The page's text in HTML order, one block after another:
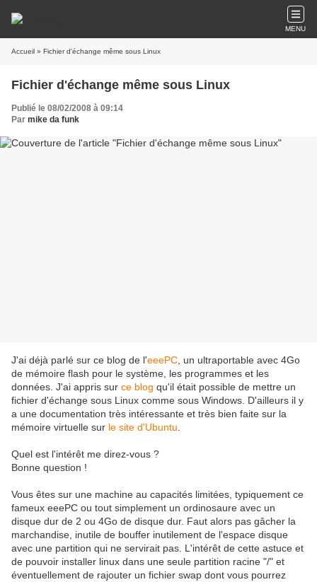
MENU
Accueil » Fichier d'échange même sous Linux
Fichier d'échange même sous Linux
Publié le 08/02/2008 à 09:14
Par mike da funk
J'ai déjà parlé sur ce blog de l'eeePC , un ultraportable avec 4Go
de mémoire flash pour le système, les programmes et les
données. J'ai appris sur ce blog qu'il était possible de mettre un
fichier d'échange sous Linux comme sous Windows. D'ailleurs il y
a une documentation très intéressante et très bien faite sur la
mémoire virtuelle sur le site d'Ubuntu
Quel est l'intérêt me direz-vous ?
Bonne question !
Vous êtes sur une machine au capacités limitées, typiquement ce
fameux eeePC ou tout simplement un ordinosaure avec un
disque dur de 2 ou 4Go de disque dur. Faut alors pas gâcher la
marchandise, inutile de bouffer inutilement de l'espace disque
avec une partition qui ne servirait pas. L'intérêt de cette astuce et
de pouvoir installer linux dans une seule partition racine "/" et
éventuellement de rajouter un fichier swap dont vous pourrez